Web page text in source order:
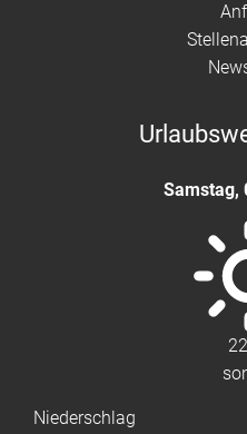
Samstag,
22
Niederschlag